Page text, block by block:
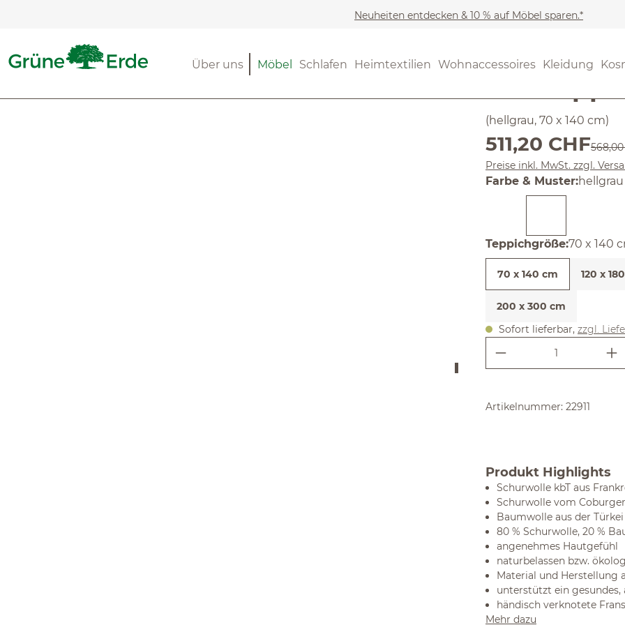
Neuheiten entdecken & 10 % auf Möbel sparen.*
Möbel Schlafen Heimtextilien Wohnaccessoires Kleidung
Über uns (5) 3
(hellgrau, 70 x 140 cm)
Verkaufspreis:
511,20 CHF
Preise inkl. MwSt. zzgl.
Farbe & Muster:hellgrau
Teppichgröße:70 x 140
70 x 140 cm 120 x
200 x 300 cm
Sofort lieferbar, zzgl.
Produkt
Artikelnummer: 22911
Produkt Highlights
Schurwolle kbT aus
Schurwolle vom
Baumwolle aus der Türkei
80 % Schurwolle, 20 %
angenehmes Hautgefühl
naturbelassen bzw.
Material und Herstellung
unterstützt ein
händisch verknotete
Mehr dazu